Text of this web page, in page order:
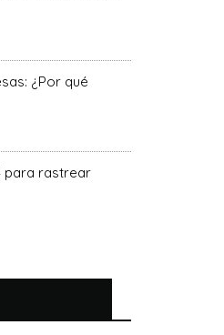
¿Por qué
para rastrear